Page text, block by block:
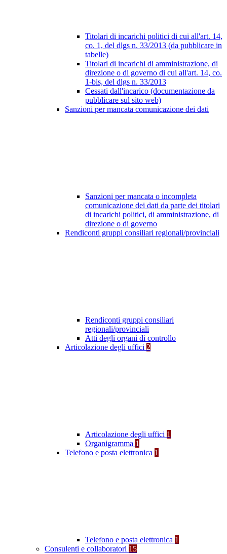
Titolari di incarichi politici di cui all'art. 14,
co. 1, del dlgs n. 33/2013 (da pubblicare in
tabelle)
Titolari di incarichi di amministrazione, di
direzione o di governo di cui all'art. 14, co.
1-bis, del dlgs n. 33/2013
Cessati dall'incarico (documentazione da
pubblicare sul sito web)
Sanzioni per mancata comunicazione dei dati
Sanzioni per mancata o incompleta
comunicazione dei dati da parte dei titolari
di incarichi politici, di amministrazione, di
direzione o di governo
Rendiconti gruppi consiliari regionali/provinciali
Rendiconti gruppi consiliari
regionali/provinciali
Atti degli organi di controllo
Articolazione degli uffici 2
Articolazione degli uffici 1
Organigramma 1
Telefono e posta elettronica 1
Telefono e posta elettronica 1
Consulenti e collaboratori 15